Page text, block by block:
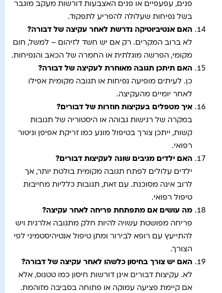
פנים, עפעפיים או פנים האצבעות דורשות מעקב מוגבר
בשל נפיחות שעלולה להפריע לתפקוד.
האם אנטיביוטיקה נדרשת לאחר עקיצה של דבורה?
לא ברוב המקרים. רק אם יש חשד לזיהום – למשל, חום
מקומי, הפרשה מוגלתית או החמרה של הכאב והנפיחות.
האם תיתכן תגובה מאוחרת לעקיצה של דבורה?
כן. לעיתים מופיעה נפיחות או תגובה מקומית אפילו
לאחר יומיים מהעקיצה.
איך מטפלים בעקיצות חוזרות של דבורים?
במקרה של רגישות גבוהה או היסטוריה של תגובות
קשות, ייתכן צורך בטיפול מונע כמו זריקת אפיפן וניטור
רפואי.
האם ילדים מגיבים שונה לעקיצות דבורים?
ילדים עלולים לפתח תגובה מקומית בולטת יותר, אך
לרוב אינה מסוכנת. עם זאת, תגובות כלליות מחייבות
טיפול רפואי.
מה עושים אם מתפתחת פריחה לאחר עקיצה?
פריחה מפושטת עשויה להיות חלק מתגובה אלרגית ויש
להתייעץ עם רופא לבירור ומתן טיפול אנטיהיסטמיני לפי
הצורך.
האם יש צורך בחיסון כלשהו לאחר עקיצה של דבורה?
לא. עקיצות דבורים אינן דורשות חיסון כמו טטנוס, אלא
אם קיימת פציעה עמוקה או פתוחה בסביבה מזוהמת.